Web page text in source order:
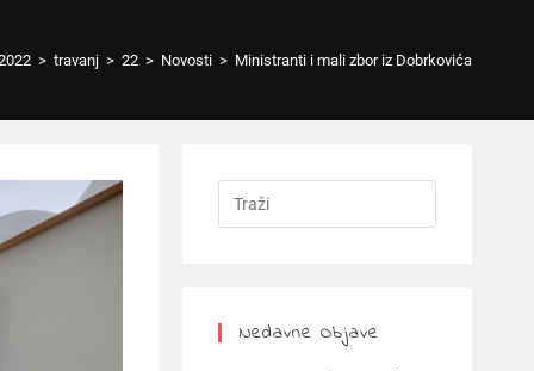
> travanj > 22 > Novosti > Ministranti i mali zbor iz Dobrkovića
Nedavne Objave